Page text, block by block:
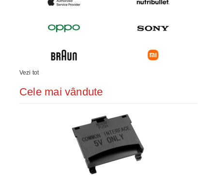
Vezi tot
Cele mai vândute